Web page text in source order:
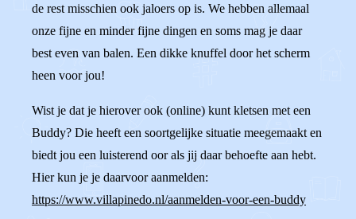
de rest misschien ook jaloers op is. We hebben allemaal
onze fijne en minder fijne dingen en soms mag je daar
best even van balen. Een dikke knuffel door het scherm
heen voor jou!
Wist je dat je hierover ook (online) kunt kletsen met een
Buddy? Die heeft een soortgelijke situatie meegemaakt en
biedt jou een luisterend oor als jij daar behoefte aan hebt.
Hier kun je je daarvoor aanmelden:
https://www.villapinedo.nl/aanmelden-voor-een-buddy